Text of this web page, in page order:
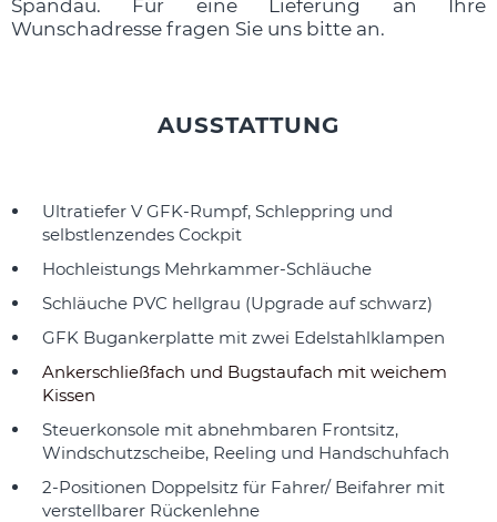
Spandau. Für eine Lieferung an Ihre
Wunschadresse fragen Sie uns bitte an.
AUSSTATTUNG
Ultratiefer V GFK-Rumpf, Schleppring und
selbstlenzendes Cockpit
Hochleistungs Mehrkammer-Schläuche
Schläuche PVC hellgrau (Upgrade auf schwarz)
GFK Bugankerplatte mit zwei Edelstahlklampen
Ankerschließfach und Bugstaufach mit weichem
Kissen
Steuerkonsole mit abnehmbaren Frontsitz,
Windschutzscheibe, Reeling und Handschuhfach
2-Positionen Doppelsitz für Fahrer/ Beifahrer mit
verstellbarer Rückenlehne